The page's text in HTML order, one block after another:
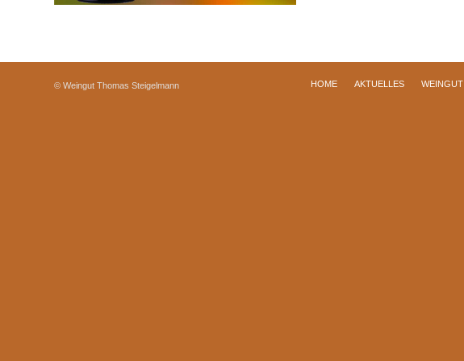
© Weingut Thomas Steigelmann HOME AKTUELLES WEINGUT